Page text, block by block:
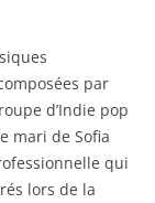
par
d’Indie pop
mari de Sofia
qui
lors de la